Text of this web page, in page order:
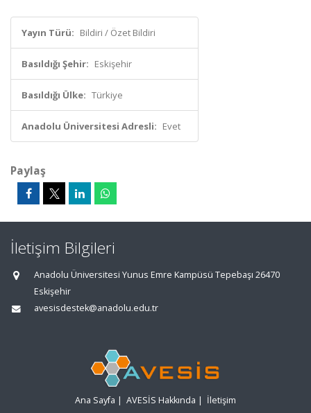
Yayın Türü: Bildiri / Özet Bildiri
Basıldığı Şehir: Eskişehir
Basıldığı Ülke: Türkiye
Anadolu Üniversitesi Adresli: Evet
Paylaş
İletişim Bilgileri
Anadolu Üniversitesi Yunus Emre Kampüsü Tepebaşı 26470
Eskişehir
avesisdestek@anadolu.edu.tr
Ana Sayfa | AVESİS Hakkında | İletişim